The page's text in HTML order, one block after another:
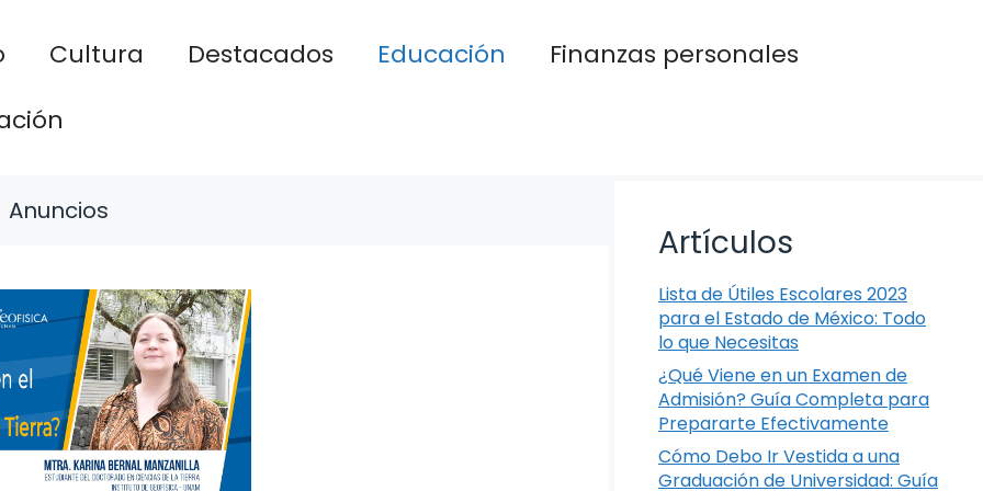
Cultura Destacados Educación
Finanzas personales
Anuncios
Artículos
Lista de Útiles Escolares 2023
para el Estado de México: Todo
lo que Necesitas
¿Qué Viene en un Examen de
Admisión? Guía Completa para
Prepararte Efectivamente
Cómo Debo Ir Vestida a una
Graduación de Universidad: Guía